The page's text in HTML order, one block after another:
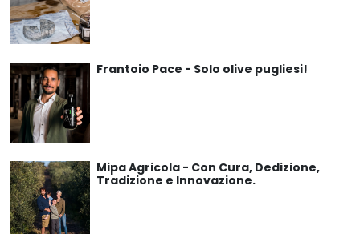
Frantoio Pace - Solo olive pugliesi!
Mipa Agricola - Con Cura, Dedizione,
Tradizione e Innovazione.